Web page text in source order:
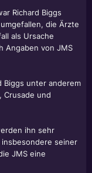
Richard Biggs
die Ärzte
als Ursache
Angaben von JMS
Biggs unter anderem
Crusade und
ihn sehr
seiner
JMS eine